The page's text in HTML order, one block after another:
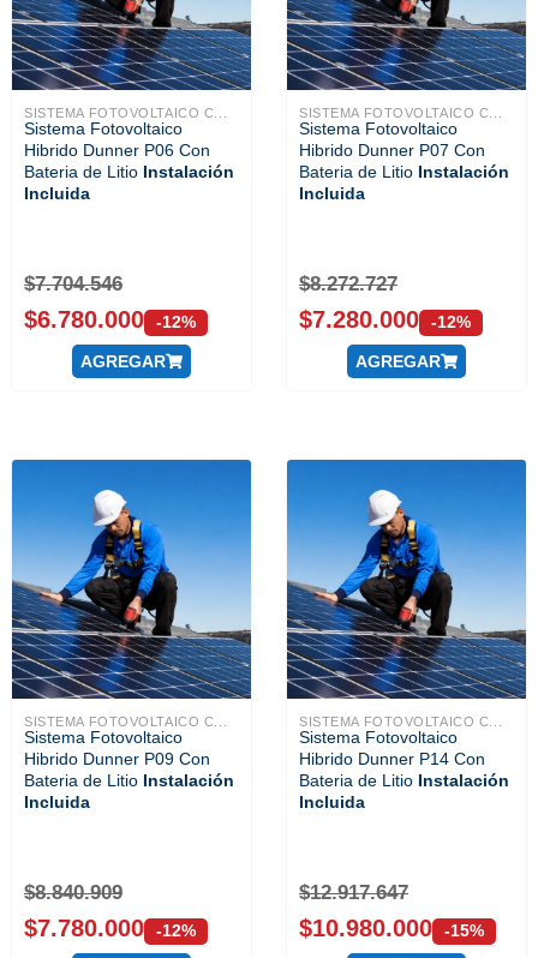
SISTEMA FOTOVOLTAICO C...
Sistema Fotovoltaico
Hibrido Dunner P06 Con
Bateria de Litio Instalación
Incluida
$7.704.546
$6.780.000 -12%
AGREGAR
SISTEMA FOTOVOLTAICO C...
Sistema Fotovoltaico
Hibrido Dunner P07 Con
Bateria de Litio Instalación
Incluida
$8.272.727
$7.280.000 -12%
AGREGAR
SISTEMA FOTOVOLTAICO C...
Sistema Fotovoltaico
Hibrido Dunner P09 Con
Bateria de Litio Instalación
Incluida
$8.840.909
$7.780.000 -12%
SISTEMA FOTOVOLTAICO C...
Sistema Fotovoltaico
Hibrido Dunner P14 Con
Bateria de Litio Instalación
Incluida
$12.917.647
$10.980.000 -15%